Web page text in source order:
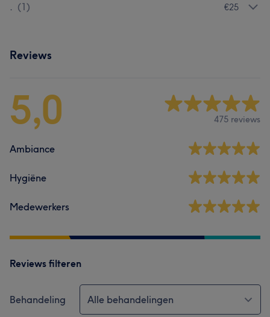
. (1) €25
Reviews
5,0 475 reviews
Ambiance
Hygiëne
Medewerkers
Reviews filteren
Behandeling Alle behandelingen